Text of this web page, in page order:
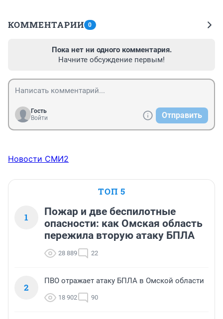
КОММЕНТАРИИ 0
Пока нет ни одного комментария.
Начните обсуждение первым!
Гость
Войти
Отправить
Новости СМИ2
ТОП 5
1
Пожар и две беспилотные
опасности: как Омская область
пережила вторую атаку БПЛА
28 889 22
2
ПВО отражает атаку БПЛА в Омской области
18 902 90